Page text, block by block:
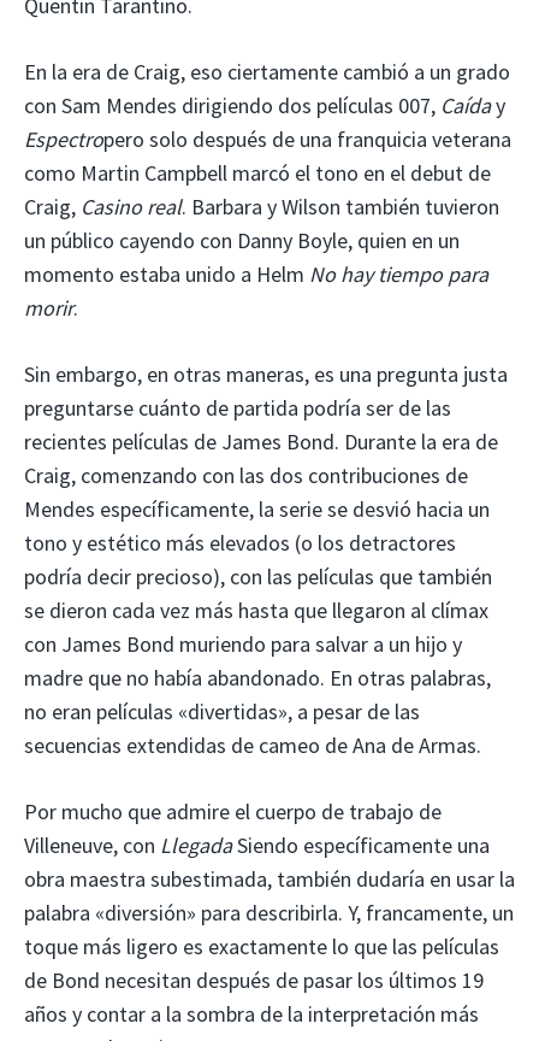
En la era de Craig, eso ciertamente cambió a un grado
con Sam Mendes dirigiendo dos películas 007, Caíday
Espectropero solo después de una franquicia veterana
como Martin Campbell marcó el tono en el debut de
Craig, Casino real. Barbara y Wilson también tuvieron
un público cayendo con Danny Boyle, quien en un
momento estaba unido a Helm No hay tiempo para
morir.
Sin embargo, en otras maneras, es una pregunta justa
preguntarse cuánto de partida podría ser de las
recientes películas de James Bond. Durante la era de
Craig, comenzando con las dos contribuciones de
Mendes específicamente, la serie se desvió hacia un
tono y estético más elevados (o los detractores
podría decir precioso), con las películas que también
se dieron cada vez más hasta que llegaron al clímax
con James Bond muriendo para salvar a un hijo y
madre que no había abandonado. En otras palabras,
no eran películas «divertidas», a pesar de las
secuencias extendidas de cameo de Ana de Armas.
Por mucho que admire el cuerpo de trabajo de
Villeneuve, con LlegadaSiendo específicamente una
obra maestra subestimada, también dudaría en usar la
palabra «diversión» para describirla. Y, francamente, un
toque más ligero es exactamente lo que las películas
de Bond necesitan después de pasar los últimos 19
años y contar a la sombra de la interpretación más